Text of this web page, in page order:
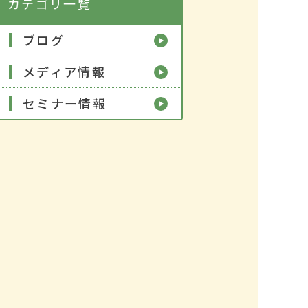
ブログ
メディア情報
セミナー情報